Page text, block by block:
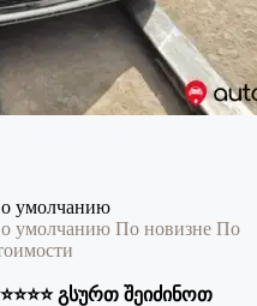
умолчанию
умолчанию По новизне По
გსურთ შეიძინოთ